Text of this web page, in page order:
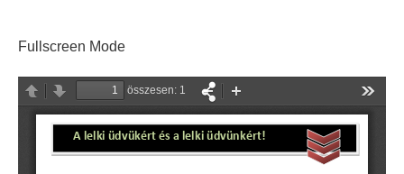
Fullscreen Mode